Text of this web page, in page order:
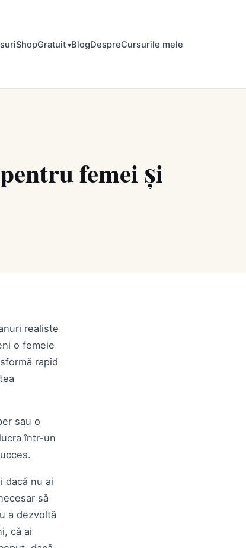
ShopGratuit BlogDespreCursurile mele
femei și
realiste
o femeie
rapid
sau o
într-un
dacă nu ai
să
a dezvoltă
că ai